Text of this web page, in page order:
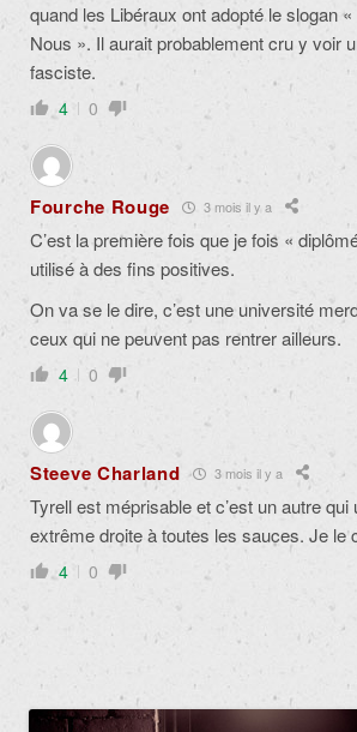
quand les Libéraux ont adopté le slogan
Nous ». Il aurait probablement cru y voir
fasciste.
4 0
Fourche Rouge 3 mois il y a
C’est la première fois que je fois «
utilisé à des fins positives.
On va se le dire, c’est une université
ceux qui ne peuvent pas rentrer ailleurs.
4 0
Steeve Charland 3 mois il y a
Tyrell est méprisable et c’est un autre qui
extrême droite à toutes les sauces. Je le
4 0